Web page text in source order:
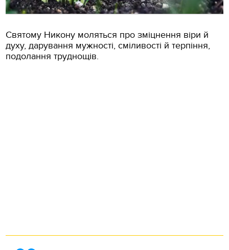
Святому Никону моляться про зміцнення віри й
духу, дарування мужності, сміливості й терпіння,
подолання труднощів.